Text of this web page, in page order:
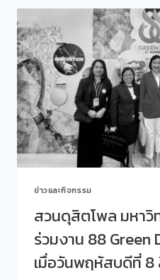
ประเทศ
เกาหลีใต้
จัด
กิจกรรม
POLL
LAB
ให้
นศ.
รายวิชา
คณิตศาสตร์
ใน
ชีวิต
เรียน
รู้
และ
ปฏิบัติ
จริง
ข่าวและกิจกรรม
สวนดุสิตโพล มหาวิ
ร่วมงาน 88 Green
เมื่อวันพฤหัสบดีที่